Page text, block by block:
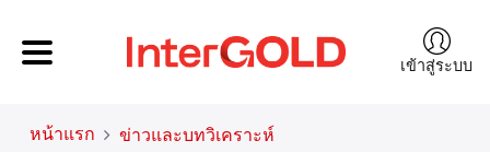
เข้าสู่ระบบ
หน้าแรก
ข่าวและบทวิเคราะห์